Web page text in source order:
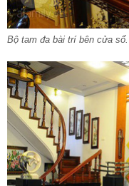
Bộ tam đa bài trí bên cửa sổ.